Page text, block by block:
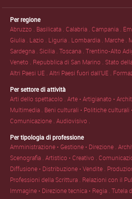
Per regione
Abruzzo . Basilicata .Calabria .Campania .
Giulia . Lazio . Liguria . Lombardia . Marche .
Sardegna . Sicilia .Toscana .Trentino-Alto
Veneto . Repubblica di San Marino . Stato
Altri Paesi UE .Altri Paesi fuori dall'UE .
Per settore di attività
Arti dello spettacolo .Arte • Artigianato •
Multimedia . Beni culturali • Politiche culturali
Comunicazione .Audiovisivo .
Per tipologia di professione
Amministrazione • Gestione • Direzione .
Scenografia .Artistico • Creativo .
Diffusione • Distribuzione • Vendite .
Professioni della Scrittura . Relazioni con il
Immagine • Direzione tecnica • Regia .Tutela